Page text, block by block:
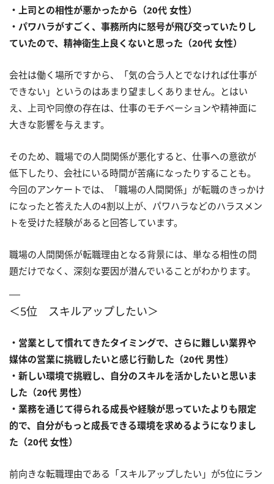
・上司との相性が悪かったから（20代 女性）
・パワハラがすごく、事務所内に怒号が飛び交っていたりし
ていたので、精神衛生上良くないと思った（20代 女性）
会社は働く場所ですから、「気の合う人とでなければ仕事が
できない」というのはあまり望ましくありません。とはい
え、上司や同僚の存在は、仕事のモチベーションや精神面に
大きな影響を与えます。
そのため、職場での人間関係が悪化すると、仕事への意欲が
低下したり、会社にいる時間が苦痛になったりすることも。
今回のアンケートでは、「職場の人間関係」が転職のきっかけ
になったと答えた人の4割以上が、パワハラなどのハラスメン
トを受けた経験があると回答しています。
職場の人間関係が転職理由となる背景には、単なる相性の問
題だけでなく、深刻な要因が潜んでいることがわかります。
＜5位 スキルアップしたい＞
・営業として慣れてきたタイミングで、さらに難しい業界や
媒体の営業に挑戦したいと感じ行動した（20代 男性）
・新しい環境で挑戦し、自分のスキルを活かしたいと思いま
した（20代 男性）
・業務を通じて得られる成長や経験が思っていたよりも限定
的で、自分がもっと成長できる環境を求めるようになりまし
た（20代 女性）
前向きな転職理由である「スキルアップしたい」が5位にラン